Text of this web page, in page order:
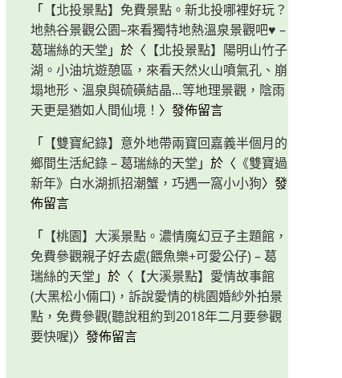
「 【北投景點】免費景點。新北投哪裡好玩？
地熱谷景觀公園–來看獨特地熱溫泉景觀吧♥ –
葛瑞絲的天堂 」於〈 【北投景點】陽明山竹子
湖。小油坑遊憩區，來看天然火山噴氣孔、崩
塌地形、溫泉與硫磺結晶…等地理景觀，陰雨
天更是猶如人間仙境！ 〉發佈留言
「 【雙寶紀錄】意外地帶兩寶回嘉義半個月的
鄉間生活紀錄 – 葛瑞絲的天堂 」於〈 《雙寶過
新年》白水湖抓招潮蟹，巧遇一窩小小狗〉發
佈留言
「 【桃園】大溪景點。濃情魔幻豆子主題館，
免費參觀親子好去處(餵魚樂+可愛公仔) – 葛
瑞絲的天堂 」於〈 【大溪景點】愛情故事館
(大黑松小倆口)，訴說愛情的桃園婚紗外拍景
點，免費參觀(聽說租約到2018年二月要參觀
要快喔)〉發佈留言